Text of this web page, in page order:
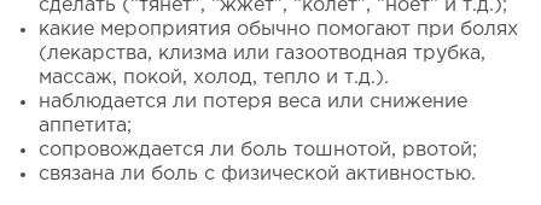
сделать (“тянет”, “жжет”, “колет”, “ноет” и т.д.);
какие мероприятия обычно помогают при болях
(лекарства, клизма или газоотводная трубка,
массаж, покой, холод, тепло и т.д.).
наблюдается ли потеря веса или снижение
аппетита;
сопровождается ли боль тошнотой, рвотой;
связана ли боль с физической активностью.